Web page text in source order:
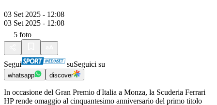
03 Set 2025 - 12:08
03 Set 2025 - 12:08
5 foto
Segui suSeguici su
whatsapp discover
In occasione del Gran Premio d'Italia a Monza, la Scuderia Ferrari
HP rende omaggio al cinquantesimo anniversario del primo titolo